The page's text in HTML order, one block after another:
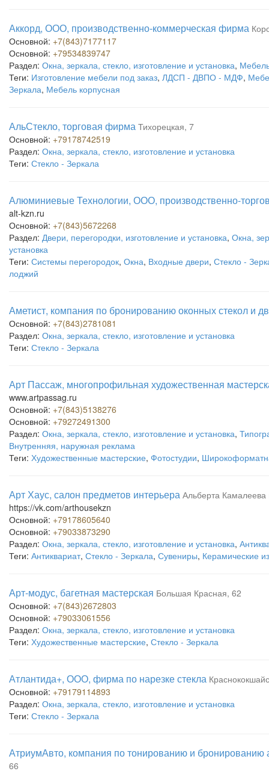
Аккорд, ООО, производственно-коммерческая фирма
Основной: +7(843)7177117
Основной: +79534839747
Раздел: Окна, зеркала, стекло, изготовление и установка,
Теги: Изготовление мебели под заказ, ЛДСП - ДВПО - МДФ,
Зеркала, Мебель корпусная
АльСтекло, торговая фирма Тихорецкая, 7
Основной: +79178742519
Раздел: Окна, зеркала, стекло, изготовление и установка
Теги: Стекло - Зеркала
Алюминиевые Технологии, ООО, производственно-
alt-kzn.ru
Основной: +7(843)5672268
Раздел: Двери, перегородки, изготовление и установка, Окна,
установка
Теги: Системы перегородок, Окна, Входные двери, Стекло -
лоджий
Аметист, компания по бронированию оконных стекол и
Основной: +7(843)2781081
Раздел: Окна, зеркала, стекло, изготовление и установка
Теги: Стекло - Зеркала
Арт Пассаж, многопрофильная художественная
www.artpassag.ru
Основной: +7(843)5138276
Основной: +79272491300
Раздел: Окна, зеркала, стекло, изготовление и установка,
Внутренняя, наружная реклама
Теги: Художественные мастерские, Фотостудии,
Арт Хаус, салон предметов интерьера Альберта Камалеева
https://vk.com/arthousekzn
Основной: +79178605640
Основной: +79033873290
Раздел: Окна, зеркала, стекло, изготовление и установка,
Теги: Антиквариат, Стекло - Зеркала, Сувениры, Керамические
Арт-модус, багетная мастерская Большая Красная, 62
Основной: +7(843)2672803
Основной: +79033061556
Раздел: Окна, зеркала, стекло, изготовление и установка
Теги: Художественные мастерские, Стекло - Зеркала
Атлантида+, ООО, фирма по нарезке стекла
Основной: +79179114893
Раздел: Окна, зеркала, стекло, изготовление и установка
Теги: Стекло - Зеркала
АтриумАвто, компания по тонированию и бронированию
66